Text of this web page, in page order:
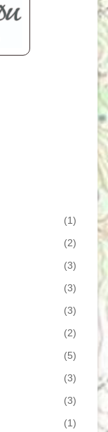
(1)
(2)
(3)
(3)
(3)
(2)
(5)
(3)
(3)
(1)